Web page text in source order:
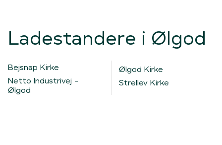
Ladestandere i Ølgod
Bejsnap Kirke
Netto Industrivej -
Ølgod
Ølgod Kirke
Strellev Kirke